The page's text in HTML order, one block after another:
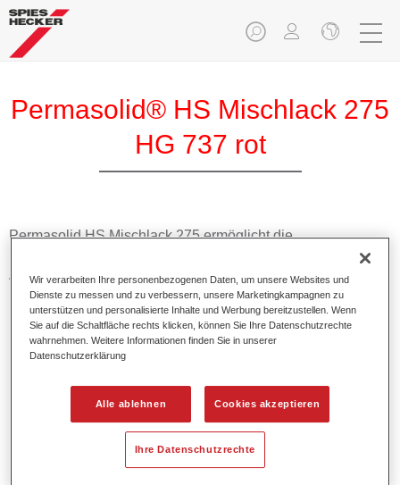
Permasolid® HS Mischlack 275
HG 737 rot
Permasolid HS Mischlack 275 ermöglicht die
Farbtonausmischung vom hochwertigen Permasolid HS
Autolack 275 mit allen Uni-Farbtönen für die Pkw-
Lackierung.
Produktmerkmale
Erlaubt eine einfache und schnelle Verarbeitung in 1,5
Ermöglicht schnelle Trocknungszeiten.
Bietet ein hohes Deckvermögen.
Besitzt einen exzellenten Decklackstand.
Entspricht den VOC Anforderungen.
Wir verarbeiten Ihre personenbezogenen Daten, um unsere Websites und
Dienste zu messen und zu verbessern, unsere Marketingkampagnen zu
unterstützen und personalisierte Inhalte und Werbung bereitzustellen. Wenn
Sie auf die Schaltfläche rechts klicken, können Sie Ihre Datenschutzrechte
wahrnehmen. Weitere Informationen finden Sie in unserer
Datenschutzerklärung
Alle ablehnen Cookies akzeptieren
Ihre Datenschutzrechte